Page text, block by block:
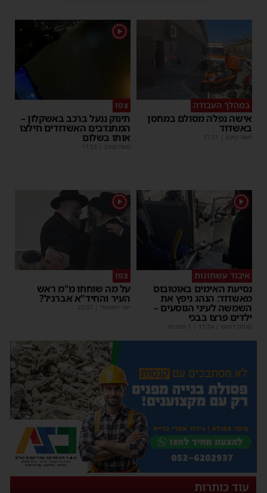
במהלך העבודה
אישה נפלה מסולם במחסן
באשדוד
משה קאהן 17:31
1
צפו
תינוק ננעל ברכב באשקלון –
המתנדבים האשדודים חילצו
אותו בשלום
משה קאהן 11:53
1
איבוד עשתונות
נסיעת האימים באוטובוס
מאשדוד: הנהג ניפץ את
השמשה לעיני הנוסעים –
ילדים פרצו בבכי
מנחם דויטש 11:34
1
צפו
על מה שוחחו מ"מ ראש
העיר והחיד"א אברג׳ל?
יוסי יחזקאלי 23:37
עוד כותרות